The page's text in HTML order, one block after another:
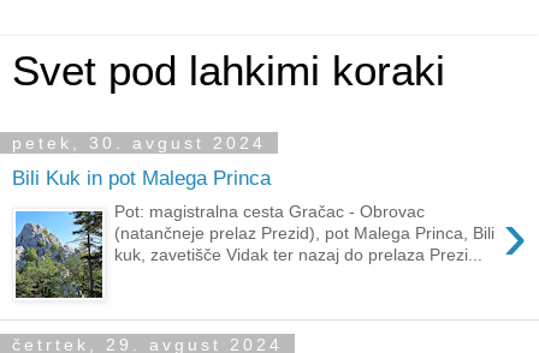
Svet pod lahkimi koraki
petek, 30. avgust 2024
Bili Kuk in pot Malega Princa
›
Pot: magistralna cesta Gračac - Obrovac
(natančneje prelaz Prezid), pot Malega Princa, Bili
kuk, zavetišče Vidak ter nazaj do prelaza Prezi...
četrtek, 29. avgust 2024